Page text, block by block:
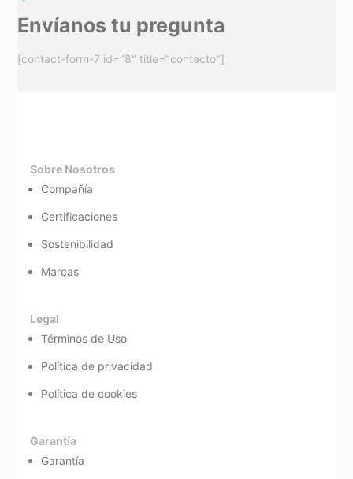
Envíanos tu pregunta
[contact-form-7 id="8" title="contacto"]
Sobre Nosotros
Compañía
Certificaciones
Sostenibilidad
Marcas
Legal
Términos de Uso
Política de privacidad
Política de cookies
Garantía
Garantía